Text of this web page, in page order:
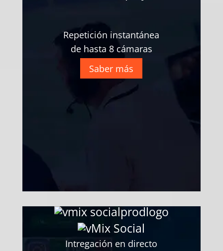
Repetición instantánea
de hasta 8 cámaras
Saber más
Intregación en directo